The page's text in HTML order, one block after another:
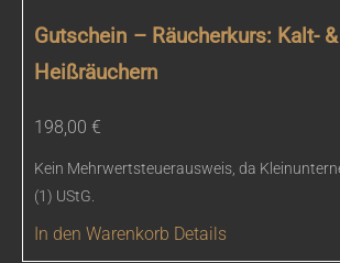
Gutschein – Räucherkurs: Kalt- &
Heißräuchern
198,00 €
Kein Mehrwertsteuerausweis, da
(1) UStG.
In den Warenkorb Details